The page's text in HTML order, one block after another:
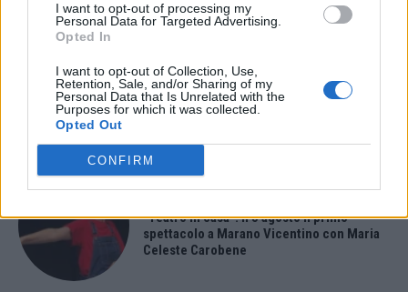
I want to opt-out of processing my
Personal Data for Targeted Advertising.
Opted In
I want to opt-out of Collection, Use,
Retention, Sale, and/or Sharing of my
Personal Data that Is Unrelated with the
Purposes for which it was collected.
Opted Out
CONFIRM
EVENTI
Berici in Festival 2026: a Lonigo “Little
Italy, sulla strada del sogno”
“Teatro in casa”: il 5 agosto il primo
spettacolo a Marano Vicentino con Maria
Celeste Carobene